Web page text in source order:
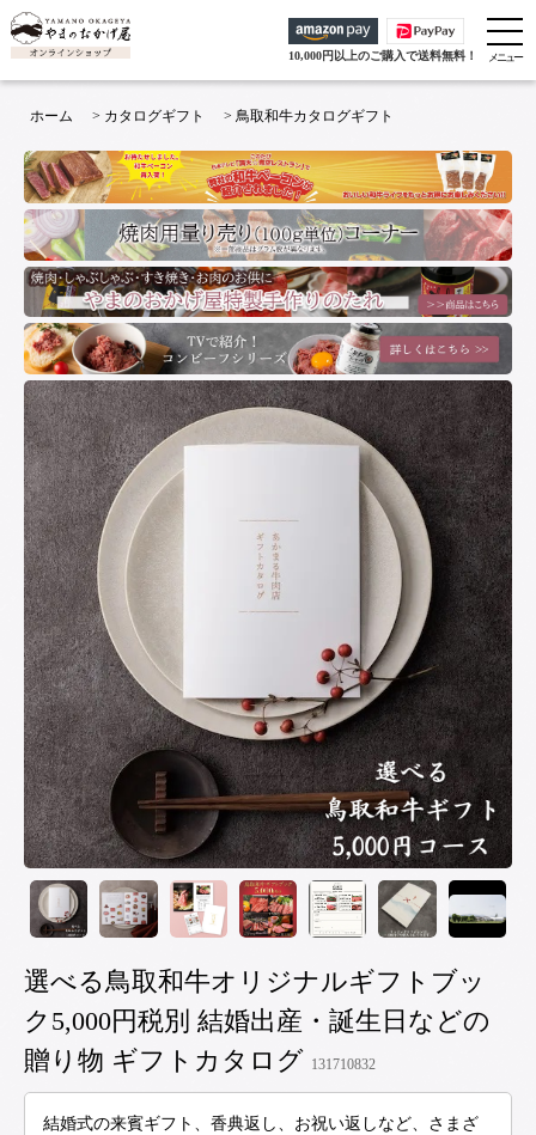
10,000円以上のご購入で送料無料！
ホーム > カタログギフト > 鳥取和牛カタログギフト
選べる鳥取和牛オリジナルギフトブッ
ク5,000円税別 結婚出産・誕生日などの
贈り物 ギフトカタログ 131710832
結婚式の来賓ギフト、香典返し、お祝い返しなど、さまざ